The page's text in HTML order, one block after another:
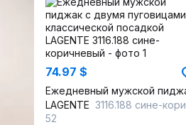
74.97 $
LAGENTE 3116.188 сине-коричневый
52